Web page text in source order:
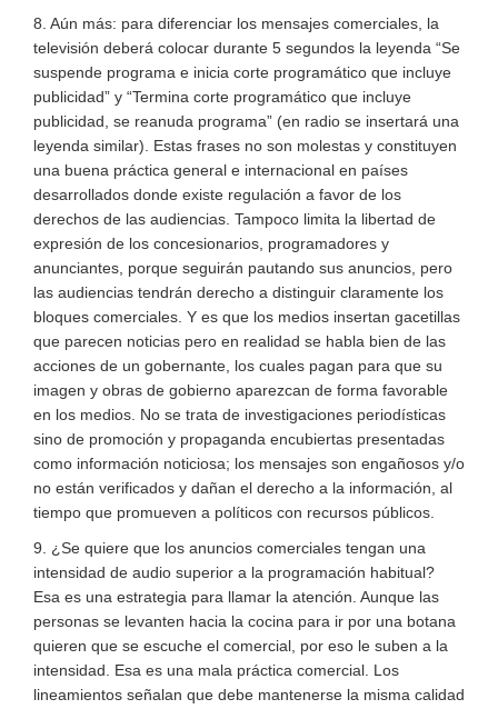
8. Aún más: para diferenciar los mensajes comerciales, la
televisión deberá colocar durante 5 segundos la leyenda “Se
suspende programa e inicia corte programático que incluye
publicidad” y “Termina corte programático que incluye
publicidad, se reanuda programa” (en radio se insertará una
leyenda similar). Estas frases no son molestas y constituyen
una buena práctica general e internacional en países
desarrollados donde existe regulación a favor de los
derechos de las audiencias. Tampoco limita la libertad de
expresión de los concesionarios, programadores y
anunciantes, porque seguirán pautando sus anuncios, pero
las audiencias tendrán derecho a distinguir claramente los
bloques comerciales. Y es que los medios insertan gacetillas
que parecen noticias pero en realidad se habla bien de las
acciones de un gobernante, los cuales pagan para que su
imagen y obras de gobierno aparezcan de forma favorable
en los medios. No se trata de investigaciones periodísticas
sino de promoción y propaganda encubiertas presentadas
como información noticiosa; los mensajes son engañosos y/o
no están verificados y dañan el derecho a la información, al
tiempo que promueven a políticos con recursos públicos.
9. ¿Se quiere que los anuncios comerciales tengan una
intensidad de audio superior a la programación habitual?
Esa es una estrategia para llamar la atención. Aunque las
personas se levanten hacia la cocina para ir por una botana
quieren que se escuche el comercial, por eso le suben a la
intensidad. Esa es una mala práctica comercial. Los
lineamientos señalan que debe mantenerse la misma calidad